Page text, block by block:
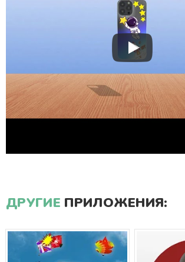
ДРУГИЕ ПРИЛОЖЕНИЯ: